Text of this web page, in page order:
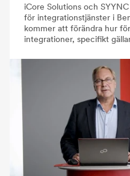
iCore Solutions och
för integrationstjänster i
kommer att förändra hur
integrationer, specifikt